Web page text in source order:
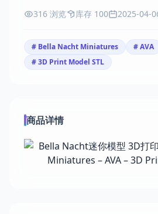
316 浏览 库存 100 2025-04-
# Bella Nacht Miniatures
# AVA
# 3D Print Model STL
商品详情